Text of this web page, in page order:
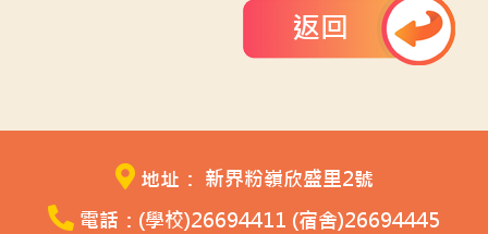
返回
地址： 新界粉嶺欣盛里2號
電話：(學校)26694411 (宿舍)26694445